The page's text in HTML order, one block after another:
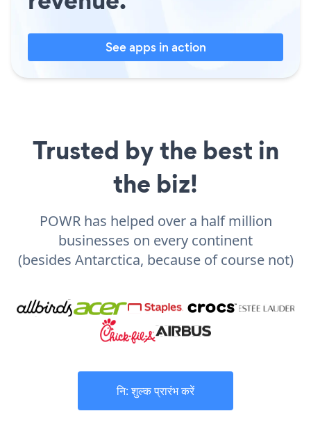
See apps in action
Trusted by the best in
the biz!
POWR has helped over a half million
businesses on every continent
(besides Antarctica, because of course not)
नि: शुल्क प्रारंभ करें